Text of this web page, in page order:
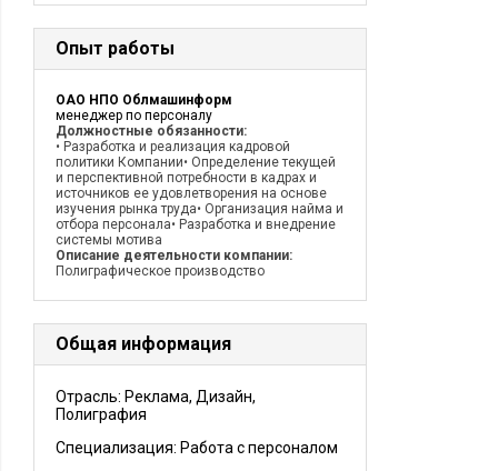
Опыт работы
ОАО НПО Облмашинформ
менеджер по персоналу
Должностные обязанности:
• Разработка и реализация кадровой
политики Компании• Определение текущей
и перспективной потребности в кадрах и
источников ее удовлетворения на основе
изучения рынка труда• Организация найма и
отбора персонала• Разработка и внедрение
системы мотива
Описание деятельности компании:
Полиграфическое производство
Общая информация
Отрасль: Реклама, Дизайн,
Полиграфия
Специализация: Работа с персоналом